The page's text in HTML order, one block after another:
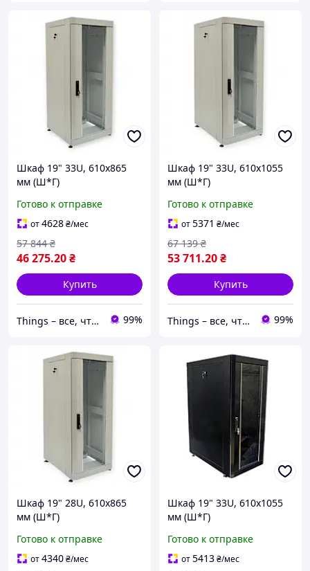
Шкаф 19" 33U, 610х865
мм (Ш*Г)
Готово к отправке
от4628₴/мес
46 275.20₴
57 844 ₴
Купить
Things – все, что нужно, под рукой 99%
Шкаф 19" 33U, 610х1055
мм (Ш*Г)
Готово к отправке
от5371 ₴/мес
53 711.20₴
67 139 ₴
Купить
Things – все, что нужно, под рукой 99%
Шкаф 19" 28U, 610х865
мм (Ш*Г)
Готово к отправке
от4340₴/мес
Шкаф 19" 33U, 610х1055
мм (Ш*Г)
Готово к отправке
от5413₴/мес